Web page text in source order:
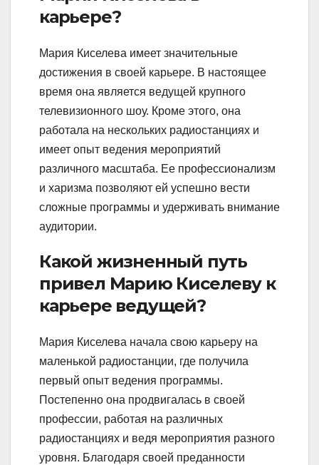
карьере?
Мария Киселева имеет значительные
достижения в своей карьере. В настоящее
время она является ведущей крупного
телевизионного шоу. Кроме этого, она
работала на нескольких радиостанциях и
имеет опыт ведения мероприятий
различного масштаба. Ее профессионализм
и харизма позволяют ей успешно вести
сложные программы и удерживать внимание
аудитории.
Какой жизненный путь
привел Марию Киселеву к
карьере ведущей?
Мария Киселева начала свою карьеру на
маленькой радиостанции, где получила
первый опыт ведения программы.
Постепенно она продвигалась в своей
профессии, работая на различных
радиостанциях и ведя мероприятия разного
уровня. Благодаря своей преданности